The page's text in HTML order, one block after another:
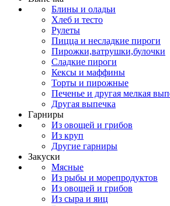
Блины и оладьи
Хлеб и тесто
Рулеты
Пицца и несладкие пироги
Пирожки,ватрушки,булочки
Сладкие пироги
Кексы и маффины
Торты и пирожные
Печенье и другая мелкая
Другая выпечка
Гарниры
Из овощей и грибов
Из круп
Другие гарниры
Закуски
Мясные
Из рыбы и морепродуктов
Из овощей и грибов
Из сыра и яиц